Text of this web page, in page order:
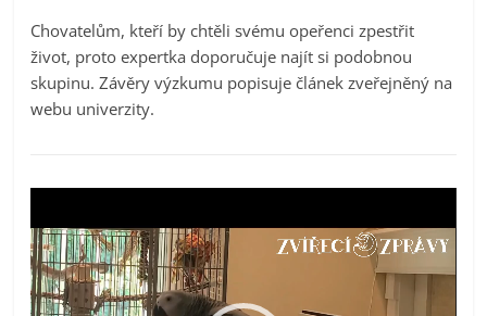
Chovatelům, kteří by chtěli svému opeřenci zpestřit
život, proto expertka doporučuje najít si podobnou
skupinu. Závěry výzkumu popisuje článek zveřejněný na
webu univerzity.
přehrávač